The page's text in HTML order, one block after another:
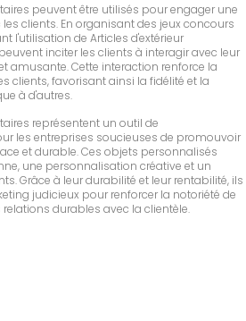
peuvent être utilisés pour engager une
clients. En organisant des jeux concours
l'utilisation de Articles d'extérieur
inciter les clients à interagir avec leur
amusante. Cette interaction renforce la
clients, favorisant ainsi la fidélité et la
à d'autres.
représentent un outil de
les entreprises soucieuses de promouvoir
et durable. Ces objets personnalisés
une personnalisation créative et un
Grâce à leur durabilité et leur rentabilité, ils
judicieux pour renforcer la notoriété de
durables avec la clientèle.